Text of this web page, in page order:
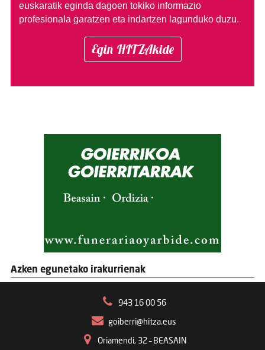
euskaratik eginda dagoen tokiko informazio
profesionala garatzen eta indartzen lagunduko duzu.
Egin HITZAkide
Azken egunetako irakurrienak
943 16 00 56
goiberri@hitza.eus
Oriamendi, 32 – BEASAIN